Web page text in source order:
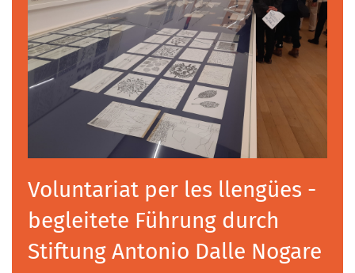
Voluntariat per les llengües -
begleitete Führung durch
Stiftung Antonio Dalle Nogare